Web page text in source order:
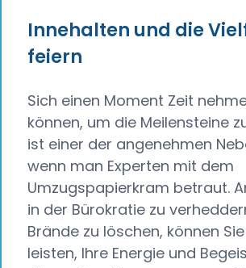
Innehalten und die
feiern
Sich einen Moment Zeit
können, um die Meilensteine
ist einer der angenehmen
wenn man Experten mit dem
Umzugspapierkram betraut.
in der Bürokratie zu
Brände zu löschen, können
leisten, Ihre Energie und